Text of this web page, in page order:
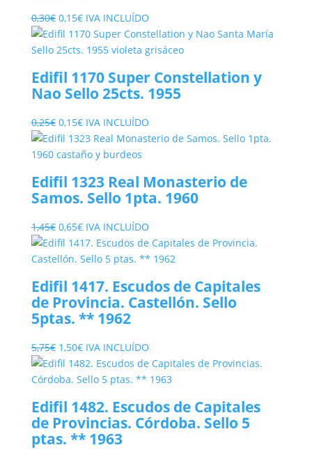
0,30€ El
precio
original
0,30€.
0,15€El
precio
actual
0,15€.
IVA INCLUÍDO
Edifil 1170 Super Constellation y
Nao Sello 25cts. 1955
0,25€ El
precio
original
0,25€.
0,15€El
precio
actual
0,15€.
IVA INCLUÍDO
Edifil 1323 Real Monasterio de
Samos. Sello 1pta. 1960
1,45€ El
precio
original
1,45€.
0,65€El
precio
actual
0,65€.
IVA INCLUÍDO
Edifil 1417. Escudos de Capitales
de Provincia. Castellón. Sello
5ptas. ** 1962
5,75€ El
precio
original
5,75€.
1,50€El
precio
actual
1,50€.
IVA INCLUÍDO
Edifil 1482. Escudos de Capitales
de Provincias. Córdoba. Sello 5
ptas. ** 1963